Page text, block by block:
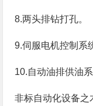
8.两头排钻打孔。
9.伺服电机控制系
10.自动油排供油系
非标自动化设备之